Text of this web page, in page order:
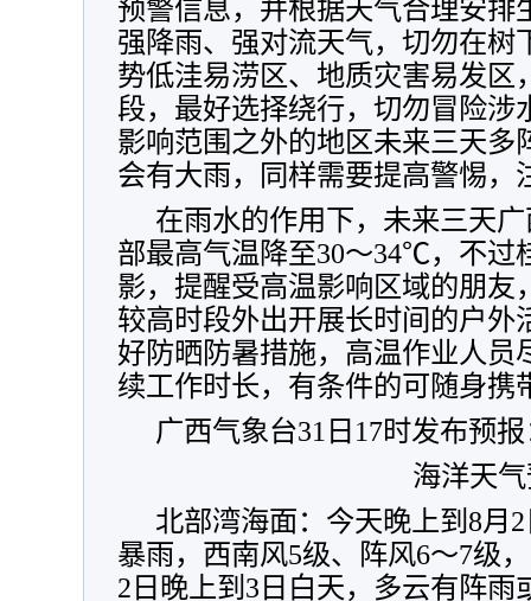
预警信息，并根据天气合理安排
强降雨、强对流天气，切勿在树
势低洼易涝区、地质灾害易发区
段，最好选择绕行，切勿冒险涉
影响范围之外的地区未来三天多
会有大雨，同样需要提高警惕，
在雨水的作用下，未来三天
部最高气温降至30～34℃，不过
影，提醒受高温影响区域的朋友
较高时段外出开展长时间的户外
好防晒防暑措施，高温作业人员
续工作时长，有条件的可随身携
广西气象台31日17时发布预
海洋天
北部湾海面：今天晚上到8月
暴雨，西南风5级、阵风6～7级
2日晚上到3日白天，多云有阵雨